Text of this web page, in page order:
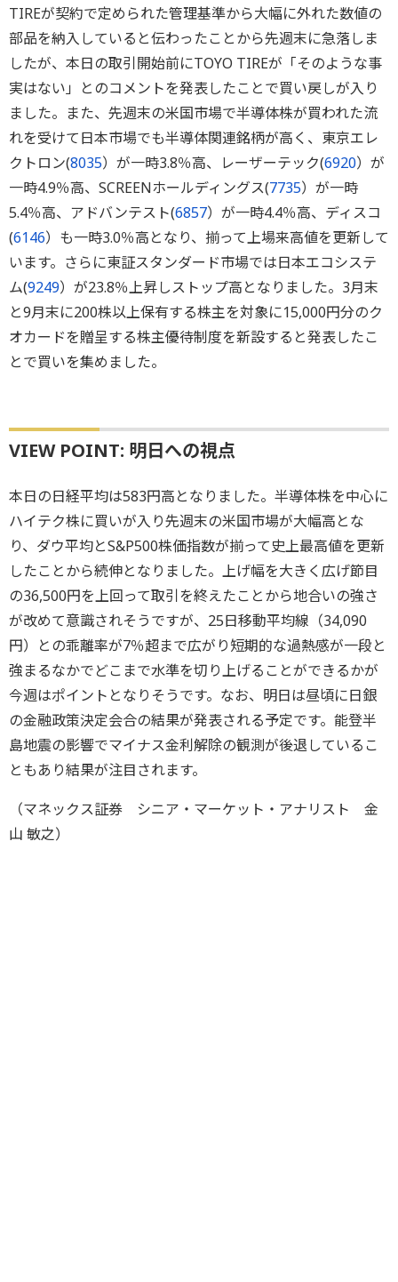
TIREが契約で定められた管理基準から大幅に外れた数値の
部品を納入していると伝わったことから先週末に急落しま
したが、本日の取引開始前にTOYO TIREが「そのような事
実はない」とのコメントを発表したことで買い戻しが入り
ました。また、先週末の米国市場で半導体株が買われた流
れを受けて日本市場でも半導体関連銘柄が高く、東京エレ
クトロン(8035）が一時3.8％高、レーザーテック(6920）が
一時4.9％高、SCREENホールディングス(7735）が一時
5.4％高、アドバンテスト(6857）が一時4.4％高、ディスコ
(6146）も一時3.0％高となり、揃って上場来高値を更新して
います。さらに東証スタンダード市場では日本エコシステ
ム(9249）が23.8％上昇しストップ高となりました。3月末
と9月末に200株以上保有する株主を対象に15,000円分のク
オカードを贈呈する株主優待制度を新設すると発表したこ
とで買いを集めました。
VIEW POINT: 明日への視点
本日の日経平均は583円高となりました。半導体株を中心に
ハイテク株に買いが入り先週末の米国市場が大幅高とな
り、ダウ平均とS&P500株価指数が揃って史上最高値を更新
したことから続伸となりました。上げ幅を大きく広げ節目
の36,500円を上回って取引を終えたことから地合いの強さ
が改めて意識されそうですが、25日移動平均線（34,090
円）との乖離率が7％超まで広がり短期的な過熱感が一段と
強まるなかでどこまで水準を切り上げることができるかが
今週はポイントとなりそうです。なお、明日は昼頃に日銀
の金融政策決定会合の結果が発表される予定です。能登半
島地震の影響でマイナス金利解除の観測が後退しているこ
ともあり結果が注目されます。
（マネックス証券 シニア・マーケット・アナリスト 金
山 敏之）